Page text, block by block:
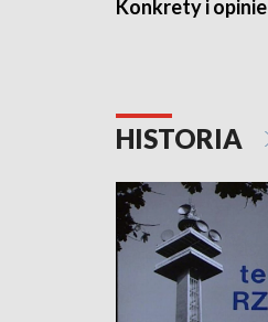
Konkrety i opinie
HISTORIA